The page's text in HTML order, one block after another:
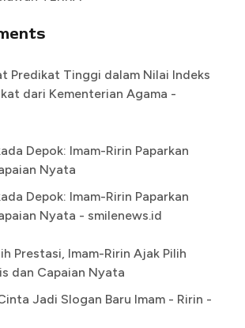
Predikat Tinggi dalam Nilai Indeks
dari Kementerian Agama -
Depok: Imam-Ririn Paparkan
Nyata
Depok: Imam-Ririn Paparkan
Nyata - smilenews.id
Prestasi, Imam-Ririn Ajak Pilih
dan Capaian Nyata
Jadi Slogan Baru Imam - Ririn -